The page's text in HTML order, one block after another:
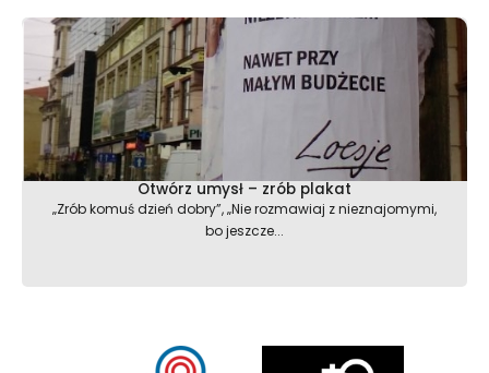
Otwórz umysł – zrób plakat
„Zrób komuś dzień dobry”, „Nie rozmawiaj z nieznajomymi,
bo jeszcze...